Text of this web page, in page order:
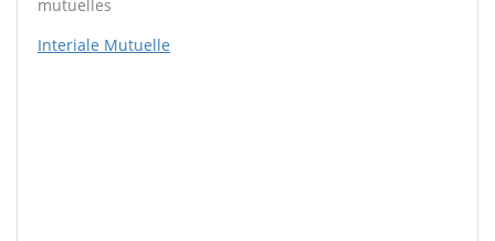
mutuelles
Interiale Mutuelle